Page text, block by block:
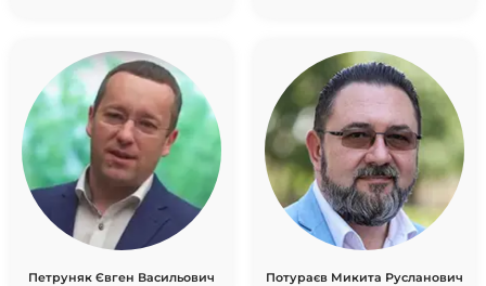
Петруняк Євген Васильович Потураєв Микита Русланович